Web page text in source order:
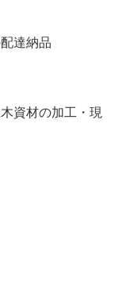
達納品
資材の加工・現